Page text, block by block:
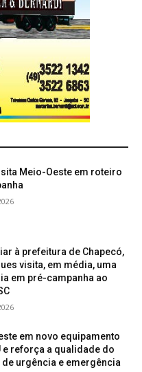
Meio-Oeste em roteiro
à prefeitura de Chapecó,
visita, em média, uma
em pré-campanha ao
em novo equipamento
e reforça a qualidade do
urgência e emergência